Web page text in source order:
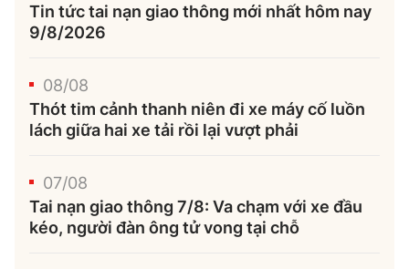
Tin tức tai nạn giao thông mới nhất hôm nay
9/8/2026
08/08
Thót tim cảnh thanh niên đi xe máy cố luồn
lách giữa hai xe tải rồi lại vượt phải
07/08
Tai nạn giao thông 7/8: Va chạm với xe đầu
kéo, người đàn ông tử vong tại chỗ